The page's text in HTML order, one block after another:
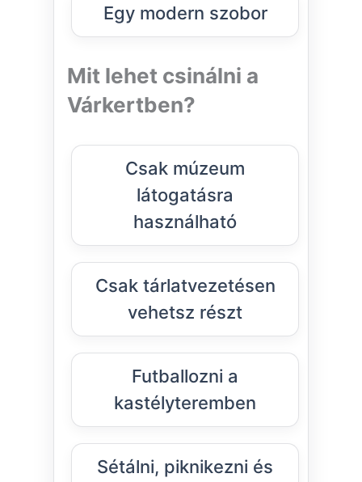
Egy modern szobor
Mit lehet csinálni a
Várkertben?
Csak múzeum
látogatásra
használható
Csak tárlatvezetésen
vehetsz részt
Futballozni a
kastélyteremben
Sétálni, piknikezni és